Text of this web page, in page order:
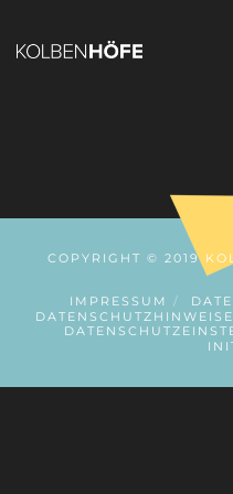
COPYRIGHT © 2019
IMPRESSUM